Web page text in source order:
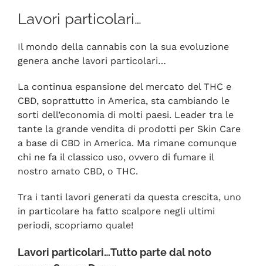
Lavori particolari…
Il mondo della cannabis con la sua evoluzione
genera anche lavori particolari…
La continua espansione del mercato del THC e
CBD, soprattutto in America, sta cambiando le
sorti dell’economia di molti paesi. Leader tra le
tante la grande vendita di prodotti per Skin Care
a base di CBD in America. Ma rimane comunque
chi ne fa il classico uso, ovvero di fumare il
nostro amato CBD, o THC.
Tra i tanti lavori generati da questa crescita, uno
in particolare ha fatto scalpore negli ultimi
periodi, scopriamo quale!
Lavori particolari…Tutto parte dal noto